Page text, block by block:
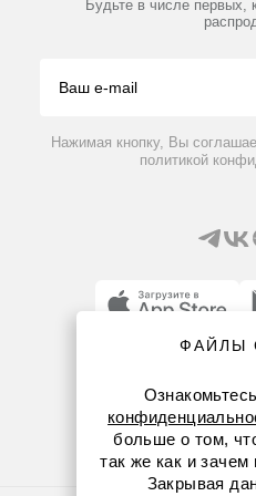
Производители
Контакты
Будьте в числе первых,
Нажимая кнопку, Вы
политикой
+7 (923)
ФАЙЛЫ
больше о том,
так же как и
Закрывая